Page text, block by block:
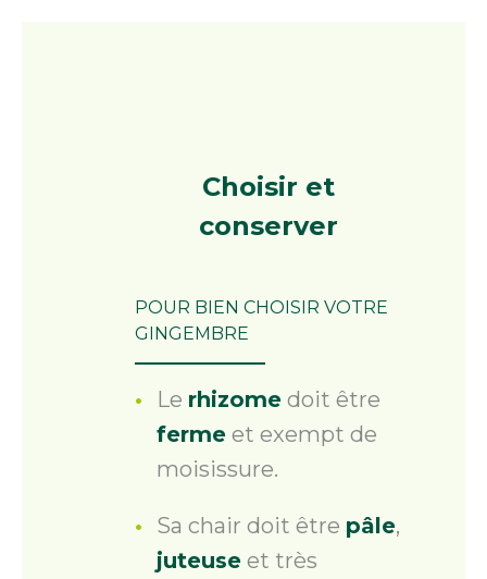
Choisir et
conserver
POUR BIEN CHOISIR VOTRE
GINGEMBRE
Le rhizome doit être
ferme et exempt de
moisissure.
Sa chair doit être pâle,
juteuse et très